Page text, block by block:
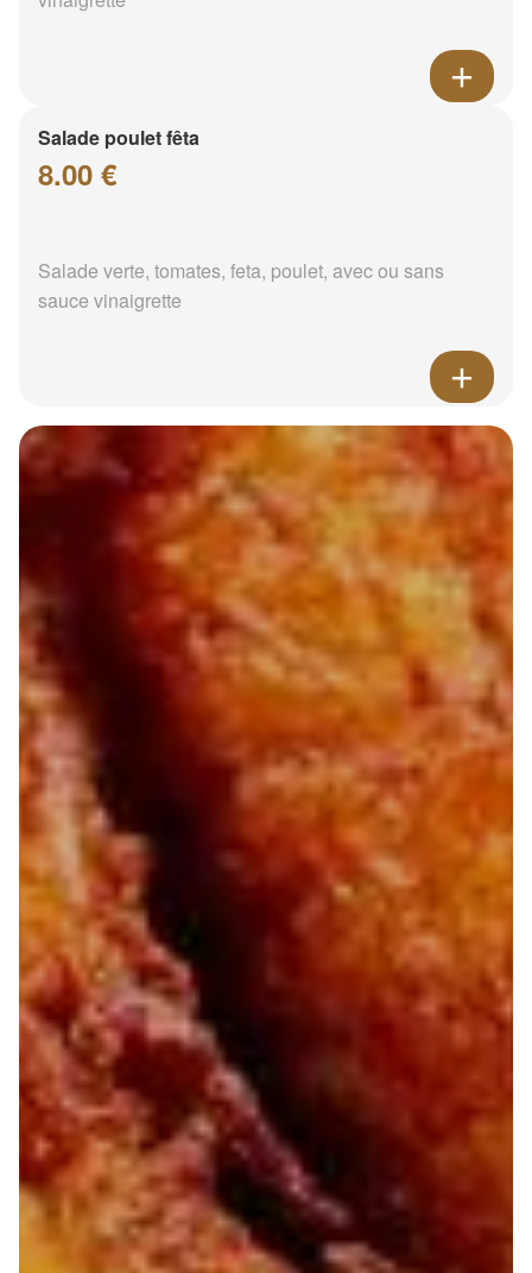
Salade poulet fêta
8.00 €
Salade verte, tomates, feta, poulet, avec ou sans
sauce vinaigrette